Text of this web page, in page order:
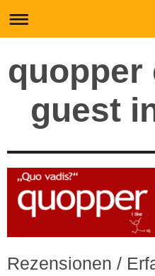
quopper
guest
Rezensionen /